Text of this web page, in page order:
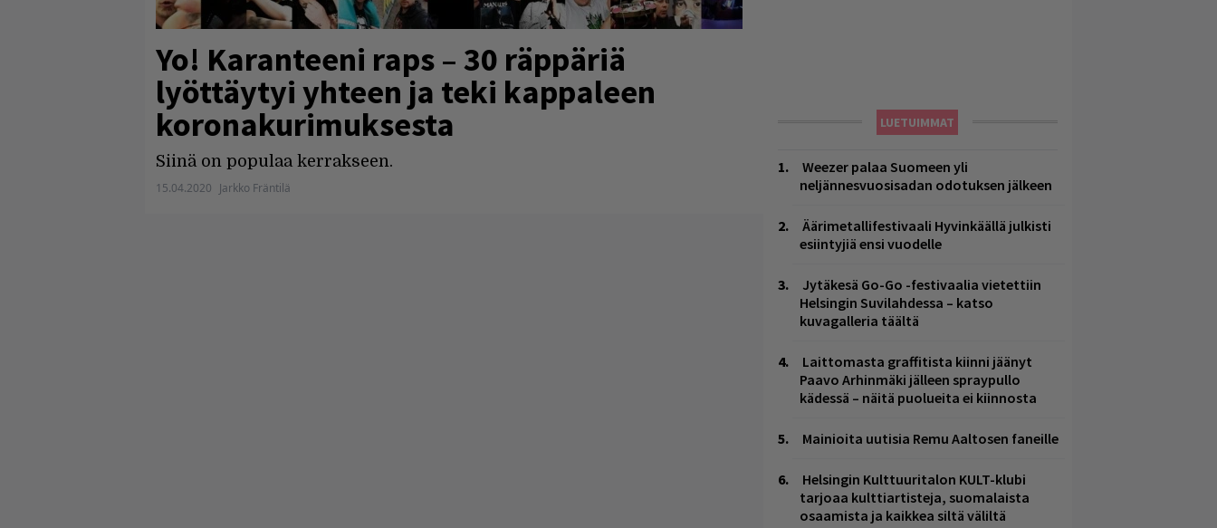
Yo! Karanteeni raps – 30 räppäriä
lyöttäytyi yhteen ja teki kappaleen
koronakurimuksesta
Siinä on populaa kerrakseen.
15.04.2020 Jarkko Fräntilä
LUETUIMMAT
Weezer palaa Suomeen yli
neljännesvuosisadan odotuksen jälkeen
Äärimetallifestivaali Hyvinkäällä julkisti
esiintyjiä ensi vuodelle
Jytäkesä Go-Go -festivaalia vietettiin
Helsingin Suvilahdessa – katso
kuvagalleria täältä
Laittomasta graffitista kiinni jäänyt
Paavo Arhinmäki jälleen spraypullo
kädessä – näitä puolueita ei kiinnosta
Mainioita uutisia Remu Aaltosen faneille
Helsingin Kulttuuritalon KULT-klubi
tarjoaa kulttiartisteja, suomalaista
osaamista ja kaikkea siltä väliltä